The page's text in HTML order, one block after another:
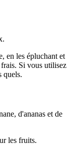
en les épluchant et
Si vous utilisez
quels.
d'ananas et de
les fruits.